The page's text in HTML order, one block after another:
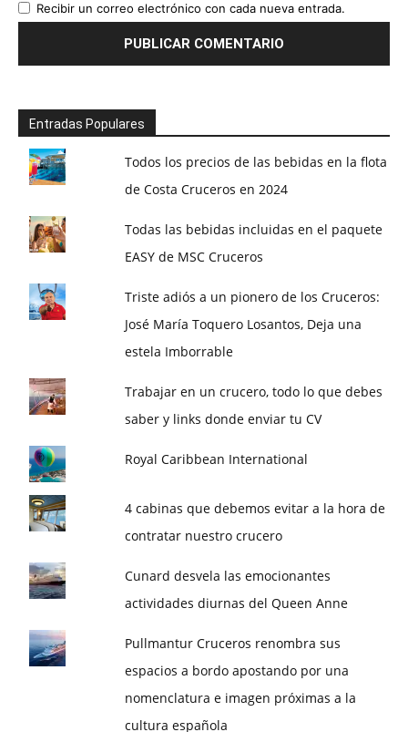
Recibir un correo electrónico con cada nueva entrada.
Entradas Populares
Todos los precios de las bebidas en la flota
de Costa Cruceros en 2024
Todas las bebidas incluidas en el paquete
EASY de MSC Cruceros
Triste adiós a un pionero de los Cruceros:
José María Toquero Losantos, Deja una
estela Imborrable
Trabajar en un crucero, todo lo que debes
saber y links donde enviar tu CV
Royal Caribbean International
4 cabinas que debemos evitar a la hora de
contratar nuestro crucero
Cunard desvela las emocionantes
actividades diurnas del Queen Anne
Pullmantur Cruceros renombra sus
espacios a bordo apostando por una
nomenclatura e imagen próximas a la
cultura española